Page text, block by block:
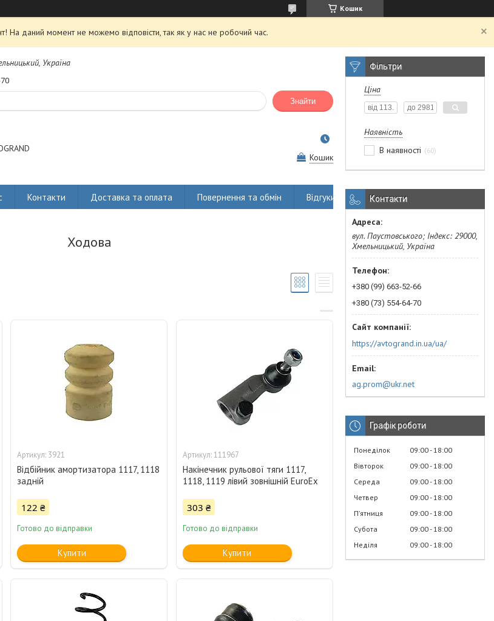
Кошик
На даний момент не можемо відповісти, так як у нас не робочий час.
Україна
Знайти
Кошик
Контакти Доставка та оплата Повернення та обмін Відгуки
Ходова
3921
Відбійник амортизатора 1117, 1118
задній
122 ₴
Готово до відправки
Купити
111967
Накінечник рульової тяги 1117,
1118, 1119 лівий зовнішній EuroEx
303 ₴
Готово до відправки
Купити
Фільтри
Ціна
Наявність
В наявності
60
Контакти
вул. Паустовського; Індекс: 29000,
Хмельницький, Україна
+380 (99) 663-52-66
+380 (73) 554-64-70
https://avtogrand.in.ua/ua/
ag.prom@ukr.net
Графік роботи
Понеділок 09:00 18:00
Вівторок
09:00 18:00
Середа
09:00 18:00
Четвер
09:00 18:00
Пʼятниця
09:00 18:00
Субота
09:00 18:00
Неділя
09:00 18:00